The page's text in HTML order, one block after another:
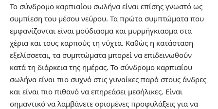
Το σύνδρομο καρπιαίου σωλήνα είναι επίσης γνωστό ως
συμπίεση του μέσου νεύρου. Τα πρώτα συμπτώματα που
εμφανίζονται είναι μούδιασμα και μυρμήγκιασμα στα
χέρια και τους καρπούς τη νύχτα. Καθώς η κατάσταση
εξελίσσεται, τα συμπτώματα μπορεί να επιδεινωθούν
κατά τη διάρκεια της ημέρας. Το σύνδρομο καρπιαίου
σωλήνα είναι πιο συχνό στις γυναίκες παρά στους άνδρες
και είναι πιο πιθανό να επηρεάσει μεσήλικες. Είναι
σημαντικό να λαμβάνετε ορισμένες προφυλάξεις για να